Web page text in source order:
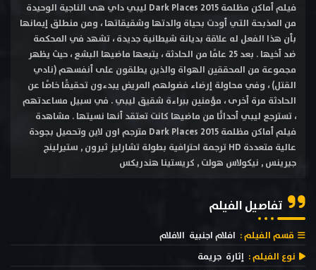
فيلم أماكن مظلمة Dark Places 2015 ليبي داي هى الناجية الوحيدة
من المذبحة التي أودت بحياة والدتها وشقيقاتها ، ومن منطلق إيمانها
بأن هذا الفعل له علاقة بديانة شيطانية جديدة ، تشهد في المحكمة
ضد أخيها . بعد 25 عامًا من الحادثة ، يتبعها ماضيها البشع ، حيث يظهر
مجموعة من المحققين الهواة والذين يطلقون على أنفسهم (نادي
القتل) ، وفي محاولة إرضاء فضولهم المريض يبدءون تحقيقًا خاصًا عن
الحادثة مرة أخرى ، مؤمنين ببراءة شقيق ليبي . في سبيل مساعدتهم
، تسترجع ليبي أحداثًا من ماضيها كانت تعتقد أنها نسيتها . مشاهدة
فيلم أماكن مظلمة Dark Places 2015 مترجم اون لاين وتحميل بجودة
عالية متعددة HD ترجمة احترافية بطولة تشارليز ثيرون , ستيرلينج
جيرينس , نيكوﻻس هولت , كريستينا هندريكس
تفاصيل الفيلم
قسم الفيلم : افلام اجنبية الافلام
نوع الفيلم : إثارة جريمة